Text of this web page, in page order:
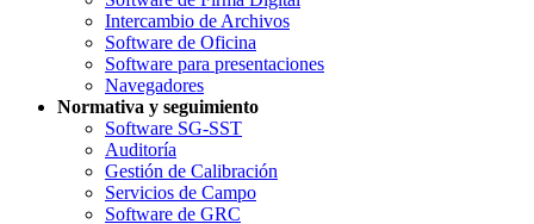
Intercambio de Archivos
Software de Oficina
Software para presentaciones
Navegadores
Normativa y seguimiento
Software SG-SST
Auditoría
Gestión de Calibración
Servicios de Campo
Software de GRC